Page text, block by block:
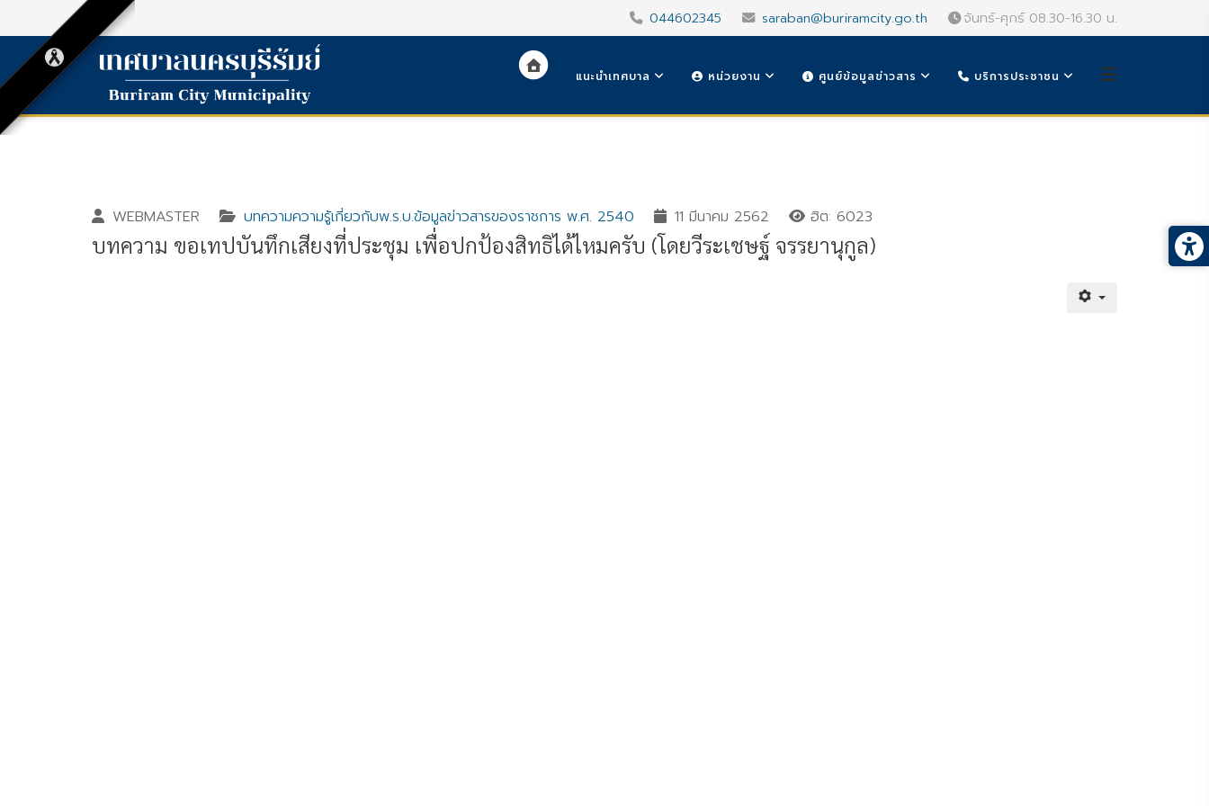
044602345 saraban@buriramcity.go.th จันทร์-ศุกร์ 08.30-16.30 น.
แนะนำเทศบาล หน่วยงาน ศูนย์ข้อมูลข่าวสาร บริการประชาชน
WEBMASTER บทความความรู้เกี่ยวกับพ.ร.บ.ข้อมูลข่าวสารของราชการ พ.ศ. 2540 11 มีนาคม 2562 ฮิต: 6023
บทความ ขอเทปบันทึกเสียงที่ประชุม เพื่อปกป้องสิทธิได้ไหมครับ (โดยวีระเชษฐ์ จรรยานุกูล)